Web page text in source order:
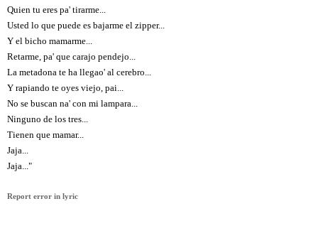
Quien tu eres pa' tirarme...
Usted lo que puede es bajarme el zipper...
Y el bicho mamarme...
Retarme, pa' que carajo pendejo...
La metadona te ha llegao' al cerebro...
Y rapiando te oyes viejo, pai...
No se buscan na' con mi lampara...
Ninguno de los tres...
Tienen que mamar...
Jaja...
Jaja..."
Report error in lyric